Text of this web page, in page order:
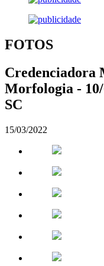
FOTOS
Credenciadora
Morfologia -
SC
15/03/2022